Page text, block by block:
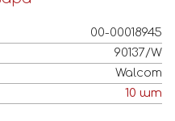
00-00018945
90137/W
Walcom
10 шт